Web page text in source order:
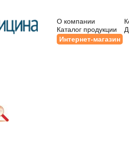
О компании
Каталог продукции
Интернет-магазин